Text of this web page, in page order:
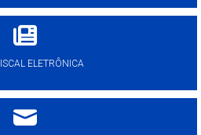
ELETRÔNICA